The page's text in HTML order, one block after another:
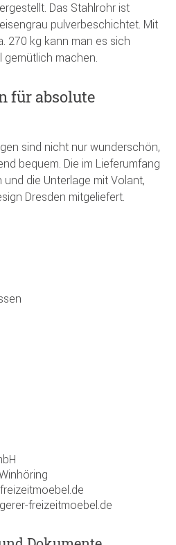
Das Stahlrohr ist
pulverbeschichtet. Mit
270 kg kann man es sich
gemütlich machen.
für absolute
sind nicht nur wunderschön,
bequem. Die im Lieferumfang
die Unterlage mit Volant,
Dresden mitgeliefert.
freizeitmoebel.de